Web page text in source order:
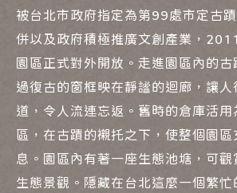
被台北市政府指定為第99處市定古
併以及政府積極推廣文創產業，
園區正式對外開放。走進園區內的
過復古的窗框映在靜謐的迴廊，讓人
道，令人流連忘返。舊時的倉庫活
區，在古蹟的襯托之下，使整個園
息。園區內有著一座生態池塘，可
生態景觀。隱藏在台北這麼一個繁忙